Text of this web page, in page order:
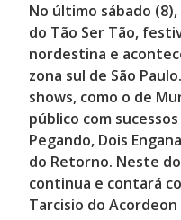
No último sábado
do Tão Ser Tão,
nordestina e
zona sul de São
shows, como o de
público com
Pegando, Dois
do Retorno. Neste
continua e contará
Tarcisio do